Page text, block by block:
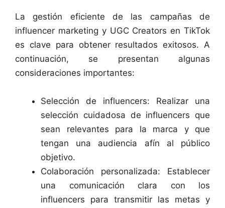
La gestión eficiente de las campañas de
influencer marketing y UGC Creators en TikTok
es clave para obtener resultados exitosos. A
continuación, se presentan algunas
consideraciones importantes:
Selección de influencers: Realizar una
selección cuidadosa de influencers que
sean relevantes para la marca y que
tengan una audiencia afín al público
objetivo.
Colaboración personalizada: Establecer
una comunicación clara con los
influencers para transmitir las metas y